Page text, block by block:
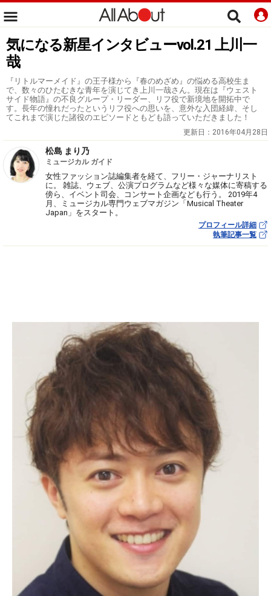
気になる新星インタビューvol.21 上川一
哉
『リトルマーメイド』の王子様から『春のめざめ』の悩める高校生ま
で、数々のひたむきな青年を演じてき上川一哉さん。現在は『ウェスト
サイド物語』の不良グループ・リーダー、リフ役で新境地を開拓中で
す。長年の憧れだったというリフ役への思いを、意外な入団経緯、そし
てこれまで演じた諸役のエピソードともども語っていただきました！
更新日： 2016年04月28日
松島 まり乃
ミュージカル ガイド
女性ファッション誌編集者を経て、フリー・ジャーナリスト
に。 雑誌、ウェブ、公演プログラムなど様々な媒体に寄稿する
傍ら、イベント司会、コンサート企画なども行う。 2019年4
月、ミュージカル専門ウェブマガジン「Musical Theater
Japan」をスタート。
プロフィール詳細
執筆記事一覧